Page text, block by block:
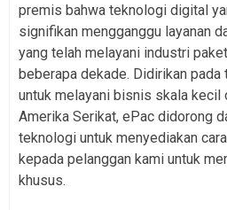
premis bahwa teknologi digital
signifikan mengganggu layanan
yang telah melayani industri
beberapa dekade. Didirikan pada
untuk melayani bisnis skala kecil
Amerika Serikat, ePac didorong
teknologi untuk menyediakan
kepada pelanggan kami untuk
khusus.